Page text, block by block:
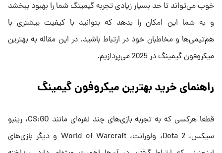
خوب می‌تواند تا حد بسیار زیادی تجربه گیمینگ شما را بهبود ببخشد
و به شما این امکان را بدهد که بتوانید با کیفیت بیشتری با
هم‌تیمی‌ها و مخاطبان خود در ارتباط باشید. در این مقاله به بهترین
میکروفون گیمینگ در 2025 می‌پردازیم.
راهنمای خرید بهترین میکروفون گیمینگ
قطعا هرکسی که به تجربه‌ بازی‌های چند نفره‌ای مانند CS:GO، رینبو
سیکس، Dota 2، ولورانت، World of Warcraft و دیگر بازی‌های